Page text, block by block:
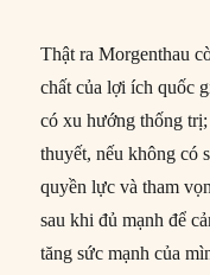
Thật ra Morgenthau
chất của lợi ích quốc
có xu hướng thống
thuyết, nếu không có
quyền lực và tham
sau khi đủ mạnh để
tăng sức mạnh của